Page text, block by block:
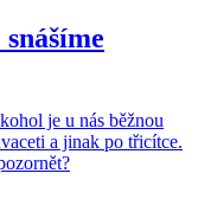
je u nás běžnou
a jinak po třicítce.